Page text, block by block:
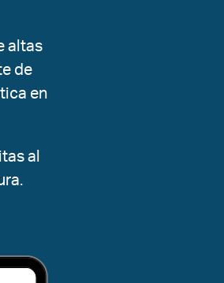
altas
de
en
al